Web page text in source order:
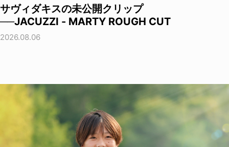
サヴィダキスの未公開クリップ
──JACUZZI - MARTY ROUGH CUT
2026.08.06